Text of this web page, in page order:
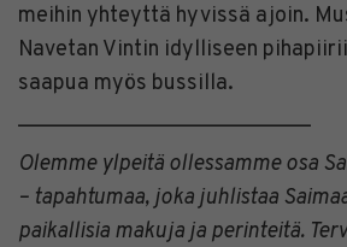
meihin yhteyttä hyvissä ajoin.
Navetan Vintin idylliseen
saapua myös bussilla.
___________________________
Olemme ylpeitä ollessamme osa
– tapahtumaa, joka juhlistaa
paikallisia makuja ja perinteitä.